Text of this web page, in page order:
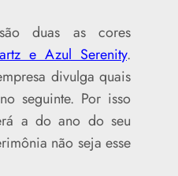
duas as cores
e Azul Serenity.
divulga quais
seguinte. Por isso
a do ano do seu
não seja esse